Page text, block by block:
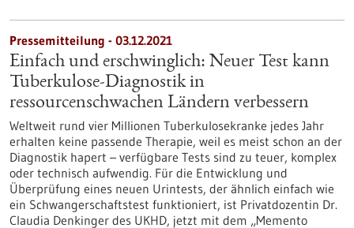
Pressemitteilung - 03.12.2021
Einfach und erschwinglich: Neuer Test kann
Tuberkulose-Diagnostik in
ressourcenschwachen Ländern verbessern
Weltweit rund vier Millionen Tuberkulosekranke jedes Jahr
erhalten keine passende Therapie, weil es meist schon an der
Diagnostik hapert – verfügbare Tests sind zu teuer, komplex
oder technisch aufwendig. Für die Entwicklung und
Überprüfung eines neuen Urintests, der ähnlich einfach wie
ein Schwangerschaftstest funktioniert, ist Privatdozentin Dr.
Claudia Denkinger des UKHD, jetzt mit dem „Memento